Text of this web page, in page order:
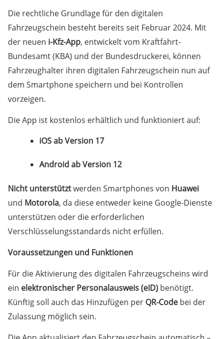
Die rechtliche Grundlage für den digitalen
Fahrzeugschein besteht bereits seit Februar 2024. Mit
der neuen i-Kfz-App, entwickelt vom Kraftfahrt-
Bundesamt (KBA) und der Bundesdruckerei, können
Fahrzeughalter ihren digitalen Fahrzeugschein nun auf
dem Smartphone speichern und bei Kontrollen
vorzeigen.
Die App ist kostenlos erhältlich und funktioniert auf:
iOS ab Version 17
Android ab Version 12
Nicht unterstütztwerden Smartphones von Huawei
und Motorola, da diese entweder keine Google-Dienste
unterstützen oder die erforderlichen
Verschlüsselungsstandards nicht erfüllen.
Voraussetzungen und Funktionen
Für die Aktivierung des digitalen Fahrzeugscheins wird
ein elektronischer Personalausweis (eID) benötigt.
Künftig soll auch das Hinzufügen per QR-Code bei der
Zulassung möglich sein.